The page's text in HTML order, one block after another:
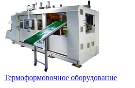
Термоформовочное оборудование